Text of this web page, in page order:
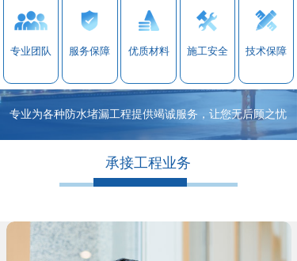
专业团队 服务保障 优质材料 施工安全 技术保障
专业为各种防水堵漏工程提供竭诚服务，让您无后顾之忧
承接工程业务